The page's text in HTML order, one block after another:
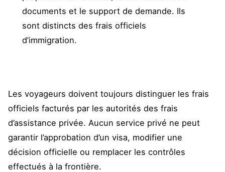
documents et le support de demande. Ils
sont distincts des frais officiels
d’immigration.
Les voyageurs doivent toujours distinguer les frais
officiels facturés par les autorités des frais
d’assistance privée. Aucun service privé ne peut
garantir l’approbation d’un visa, modifier une
décision officielle ou remplacer les contrôles
effectués à la frontière.